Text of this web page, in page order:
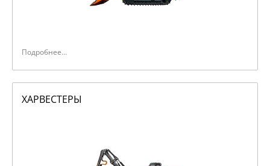
Подробнее...
ХАРВЕСТЕРЫ